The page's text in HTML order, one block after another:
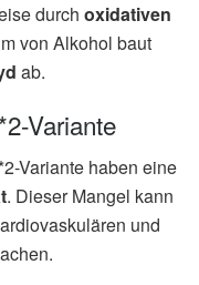
durch oxidativen
von Alkohol baut
ab.
Variante
Variante haben eine
. Dieser Mangel kann
und